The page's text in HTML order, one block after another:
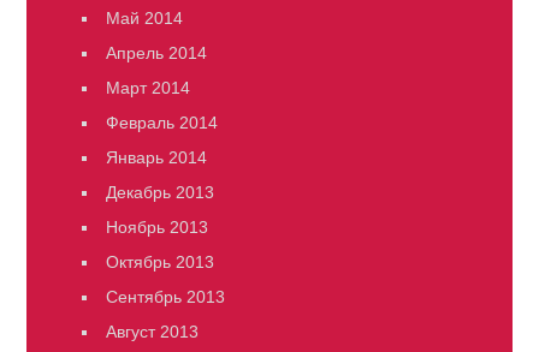
Май 2014
Апрель 2014
Март 2014
Февраль 2014
Январь 2014
Декабрь 2013
Ноябрь 2013
Октябрь 2013
Сентябрь 2013
Август 2013